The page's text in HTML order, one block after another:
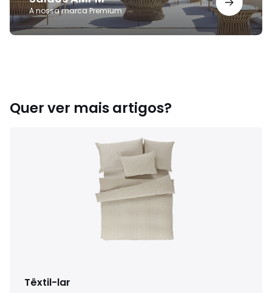
A nossa marca Premium
Quer ver mais artigos?
Têxtil-lar